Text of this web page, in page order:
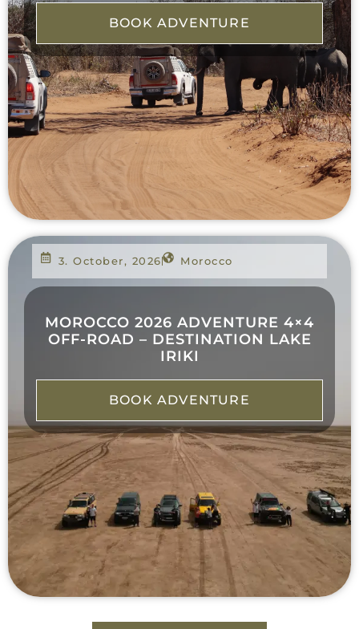
BOOK ADVENTURE
3. October, 2026 Morocco
MOROCCO 2026 ADVENTURE 4×4
OFF-ROAD – DESTINATION LAKE
IRIKI
BOOK ADVENTURE